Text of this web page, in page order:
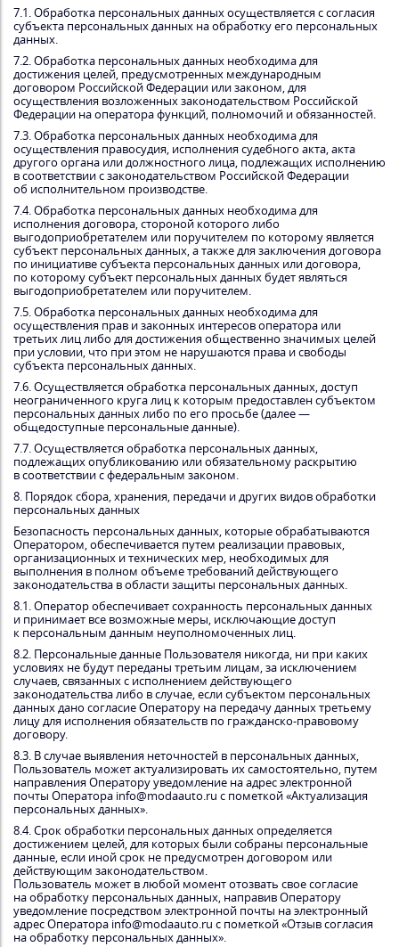
7.1. Обработка персональных данных осуществляется с согласия
субъекта персональных данных на обработку его персональных
данных.
7.2. Обработка персональных данных необходима для
достижения целей, предусмотренных международным
договором Российской Федерации или законом, для
осуществления возложенных законодательством Российской
Федерации на оператора функций, полномочий и обязанностей.
7.3. Обработка персональных данных необходима для
осуществления правосудия, исполнения судебного акта, акта
другого органа или должностного лица, подлежащих исполнению
в соответствии с законодательством Российской Федерации
об исполнительном производстве.
7.4. Обработка персональных данных необходима для
исполнения договора, стороной которого либо
выгодоприобретателем или поручителем по которому является
субъект персональных данных, а также для заключения договора
по инициативе субъекта персональных данных или договора,
по которому субъект персональных данных будет являться
выгодоприобретателем или поручителем.
7.5. Обработка персональных данных необходима для
осуществления прав и законных интересов оператора или
третьих лиц либо для достижения общественно значимых целей
при условии, что при этом не нарушаются права и свободы
субъекта персональных данных.
7.6. Осуществляется обработка персональных данных, доступ
неограниченного круга лиц к которым предоставлен субъектом
персональных данных либо по его просьбе (далее —
общедоступные персональные данные).
7.7. Осуществляется обработка персональных данных,
подлежащих опубликованию или обязательному раскрытию
в соответствии с федеральным законом.
8. Порядок сбора, хранения, передачи и других видов обработки
персональных данных
Безопасность персональных данных, которые обрабатываются
Оператором, обеспечивается путем реализации правовых,
организационных и технических мер, необходимых для
выполнения в полном объеме требований действующего
законодательства в области защиты персональных данных.
8.1. Оператор обеспечивает сохранность персональных данных
и принимает все возможные меры, исключающие доступ
к персональным данным неуполномоченных лиц.
8.2. Персональные данные Пользователя никогда, ни при каких
условиях не будут переданы третьим лицам, за исключением
случаев, связанных с исполнением действующего
законодательства либо в случае, если субъектом персональных
данных дано согласие Оператору на передачу данных третьему
лицу для исполнения обязательств по гражданско-правовому
договору.
8.3. В случае выявления неточностей в персональных данных,
Пользователь может актуализировать их самостоятельно, путем
направления Оператору уведомление на адрес электронной
почты Оператора info@modaauto.ru с пометкой «Актуализация
персональных данных».
8.4. Срок обработки персональных данных определяется
достижением целей, для которых были собраны персональные
данные, если иной срок не предусмотрен договором или
действующим законодательством.
Пользователь может в любой момент отозвать свое согласие
на обработку персональных данных, направив Оператору
уведомление посредством электронной почты на электронный
адрес Оператора info@modaauto.ru с пометкой «Отзыв согласия
на обработку персональных данных».